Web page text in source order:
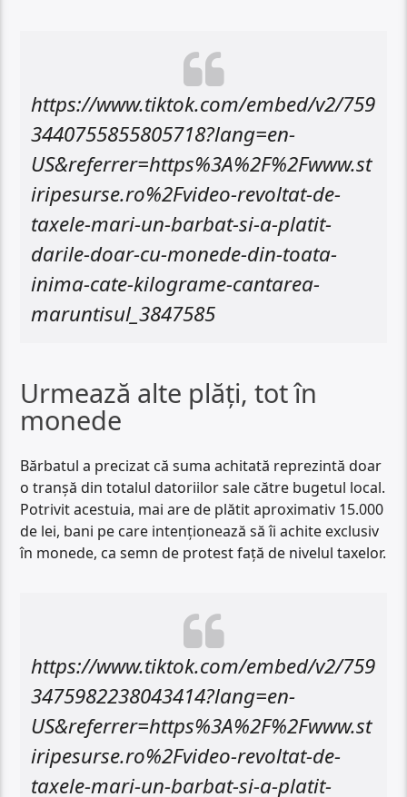
https://www.tiktok.com/embed/v2/759
3440755855805718?lang=en-
US&referrer=https%3A%2F%2Fwww.st
iripesurse.ro%2Fvideo-revoltat-de-
taxele-mari-un-barbat-si-a-platit-
darile-doar-cu-monede-din-toata-
inima-cate-kilograme-cantarea-
maruntisul_3847585
Urmează alte plăți, tot în
monede
Bărbatul a precizat că suma achitată reprezintă doar
o tranșă din totalul datoriilor sale către bugetul local.
Potrivit acestuia, mai are de plătit aproximativ 15.000
de lei, bani pe care intenționează să îi achite exclusiv
în monede, ca semn de protest față de nivelul taxelor.
https://www.tiktok.com/embed/v2/759
3475982238043414?lang=en-
US&referrer=https%3A%2F%2Fwww.st
iripesurse.ro%2Fvideo-revoltat-de-
taxele-mari-un-barbat-si-a-platit-